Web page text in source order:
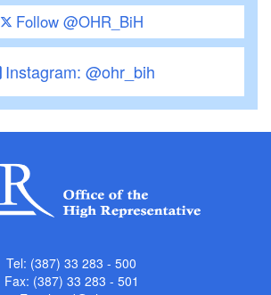
Follow @OHR_BiH
Instagram: @ohr_bih
Tel: (387) 33 283 - 500
Fax: (387) 33 283 - 501